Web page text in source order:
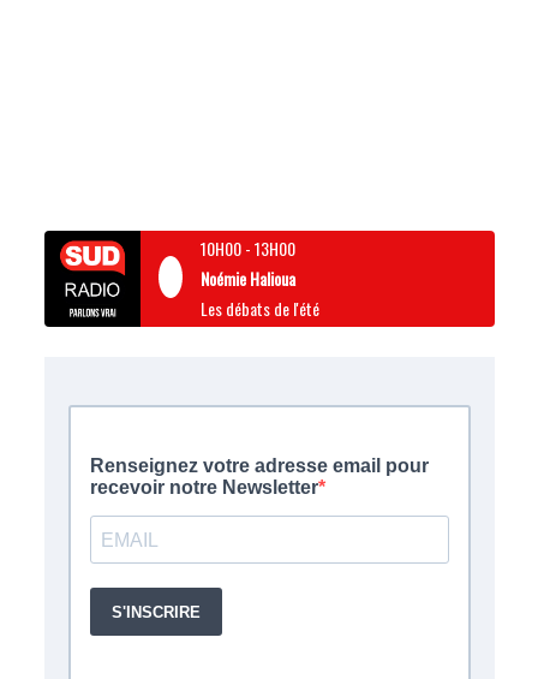
10H00-13H00
Noémie Halioua
Les débats de l'été